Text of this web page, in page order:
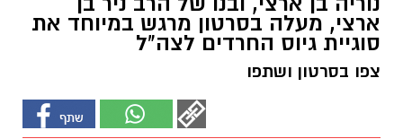
ארצי, מעלה בסרטון מרגש במיוחד את
סוגיית גיוס החרדים לצה"ל
צפו בסרטון ושתפו